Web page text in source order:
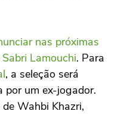
nas próximas
Lamouchi. Para
, a seleção será
por um ex-jogador.
Wahbi Khazri,